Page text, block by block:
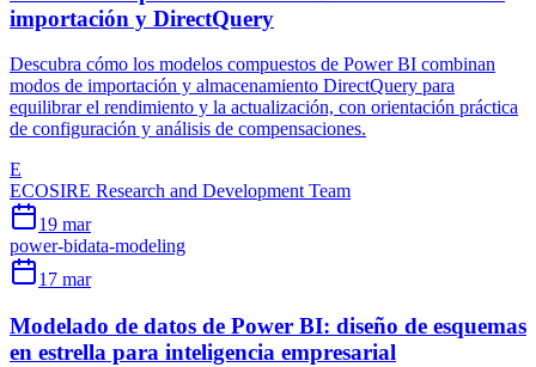
importación y DirectQuery
Descubra cómo los modelos compuestos de Power BI combinan
modos de importación y almacenamiento DirectQuery para
equilibrar el rendimiento y la actualización, con orientación práctica
de configuración y análisis de compensaciones.
E
ECOSIRE Research and Development Team
19 mar
power-bidata-modeling
17 mar
Modelado de datos de Power BI: diseño de esquemas
en estrella para inteligencia empresarial